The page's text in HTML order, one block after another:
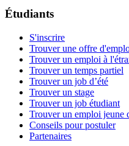
Étudiants
S'inscrire
Trouver une offre
Trouver un emploi à
Trouver un temps partiel
Trouver un job d’été
Trouver un stage
Trouver un job étudiant
Trouver un emploi jeune
Conseils pour postuler
Partenaires